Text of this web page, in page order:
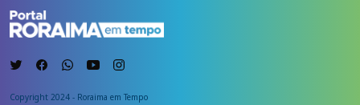
Copyright 2024 - Roraima em Tempo